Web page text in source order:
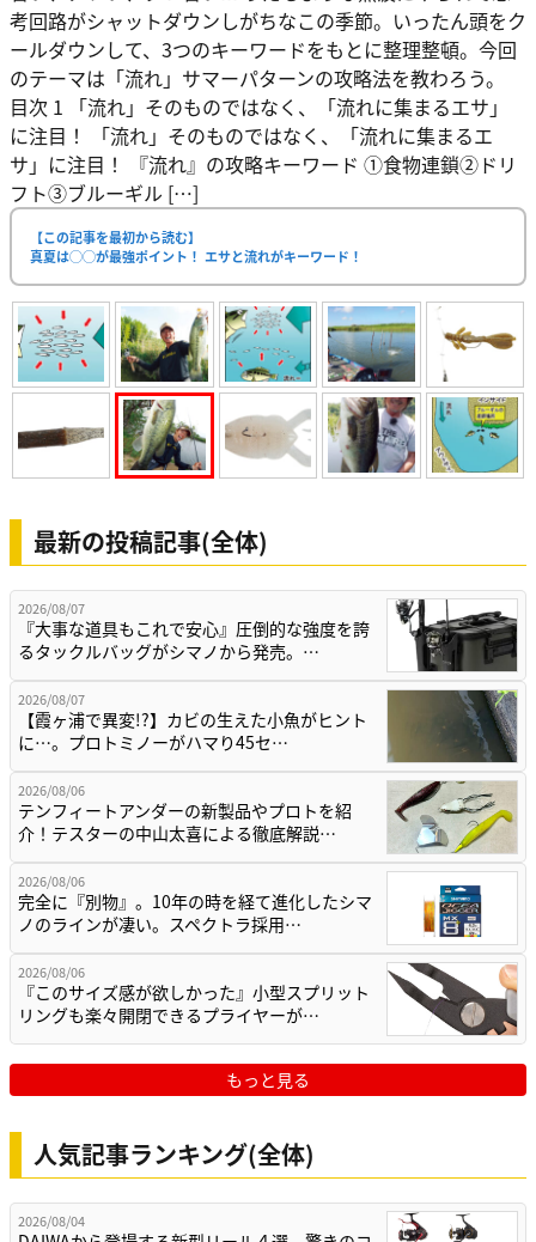
考回路がシャットダウンしがちなこの季節。いったん頭をク
ールダウンして、3つのキーワードをもとに整理整頓。今回
のテーマは「流れ」サマーパターンの攻略法を教わろう。
目次 1 「流れ」そのものではなく、「流れに集まるエサ」
に注目！ 「流れ」そのものではなく、「流れに集まるエ
サ」に注目！ 『流れ』の攻略キーワード ①食物連鎖②ドリ
フト③ブルーギル […]
【この記事を最初から読む】
真夏は◯◯が最強ポイント！ エサと流れがキーワード！
最新の投稿記事(全体)
2026/08/07
『大事な道具もこれで安心』圧倒的な強度を誇
るタックルバッグがシマノから発売。…
2026/08/07
【霞ヶ浦で異変!?】カビの生えた小魚がヒント
に…。プロトミノーがハマり45セ…
2026/08/06
テンフィートアンダーの新製品やプロトを紹
介！テスターの中山太喜による徹底解説…
2026/08/06
完全に『別物』。10年の時を経て進化したシマ
ノのラインが凄い。スペクトラ採用…
2026/08/06
『このサイズ感が欲しかった』小型スプリット
リングも楽々開閉できるプライヤーが…
もっと見る
人気記事ランキング(全体)
2026/08/04